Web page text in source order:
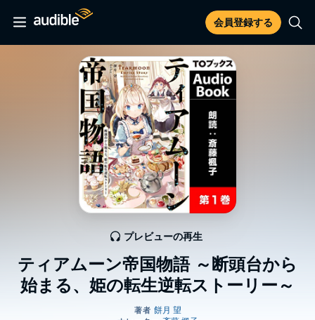
会員登録する
ティアムーン帝国物語 ～断頭台から
始まる、姫の転生逆転ストーリー～
プレビューの再生